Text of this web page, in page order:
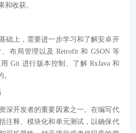
和收获。
上，需要进一步学习和了解安卓开
布局管理以及 Retrofit 和 GSON 等
Git 进行版本控制、了解 RxJava 和
开发者的重要因素之一。在编写代
注释、模块化和单元测试，以确保代